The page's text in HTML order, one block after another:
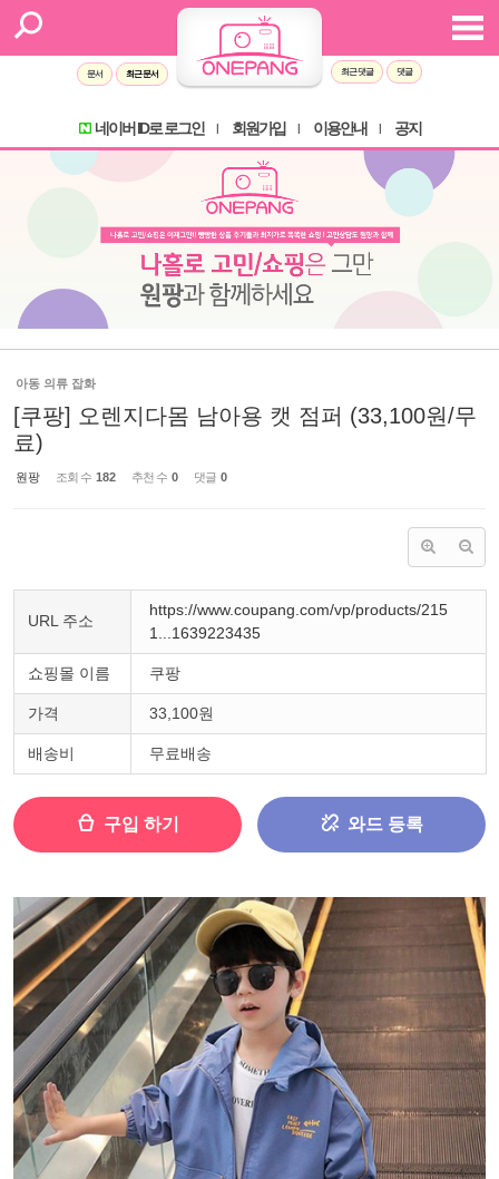
문서 최근 문서 최근 댓글 댓글
네이버 ID로 로그인 회원가입 이용안내 공지
아동 의류 잡화
[쿠팡] 오렌지다몸 남아용 캣 점퍼 (33,100원/무
료)
원팡 조회 수 182 추천 수 0 댓글 0
URL 주소
https://www.coupang.com/vp/products/215
1...1639223435
쇼핑몰 이름 쿠팡
가격 33,100원
배송비 무료배송
구입 하기 와드 등록